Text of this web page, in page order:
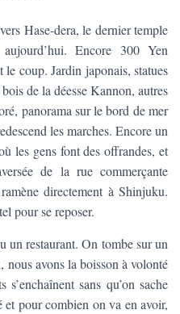
Hase-dera, le dernier temple
Encore 300 Yen
coup. Jardin japonais, statues
de la déesse Kannon, autres
panorama sur le bord de mer
les marches. Encore un
les gens font des offrandes, et
de la rue commerçante
directement à Shinjuku.
pour se reposer.
un restaurant. On tombe sur un
nous avons la boisson à volonté
sans qu’on sache
et pour combien on va en avoir,